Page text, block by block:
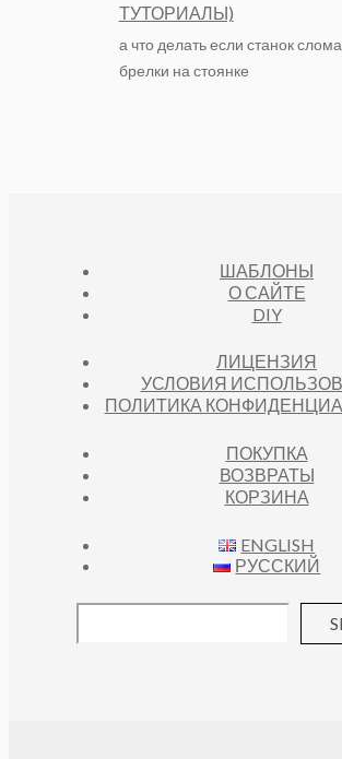
ТУТОРИАЛЫ)
а что делать если станок
брелки на стоянке
ШАБЛОНЫ
О САЙТЕ
DIY
ЛИЦЕНЗИЯ
УСЛОВИЯ
ПОЛИТИКА
ПОКУПКА
ВОЗВРАТЫ
КОРЗИНА
ENGLISH
РУССКИЙ